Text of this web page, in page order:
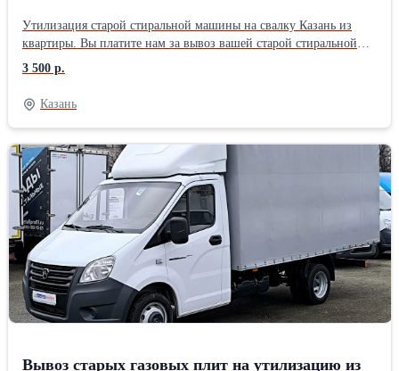
Утилизация старой стиральной машины на свалку Казань из
квартиры. Вы платите нам за вывоз вашей старой стиральной
машины. Избавьтесь от забот – утилизируйте старую стиральную
машину БЕЗ ХЛОПОТ! Надоело спотыкаться о старую,
сломанную стиральную машину, занимающую драгоценное
место? Хватит откладывать это на потом! Сейчас самое время
избавиться от этой головной боли раз и навсегда!
3 500 р.
Казань
Вывоз старых газовых плит на утилизацию из